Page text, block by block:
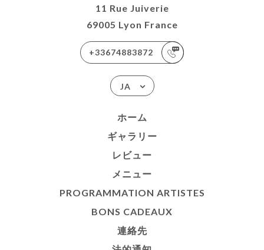
11 Rue Juiverie
69005 Lyon France
+33674883872
JA
ホーム
ギャラリー
レビュー
メニュー
PROGRAMMATION ARTISTES
BONS CADEAUX
連絡先